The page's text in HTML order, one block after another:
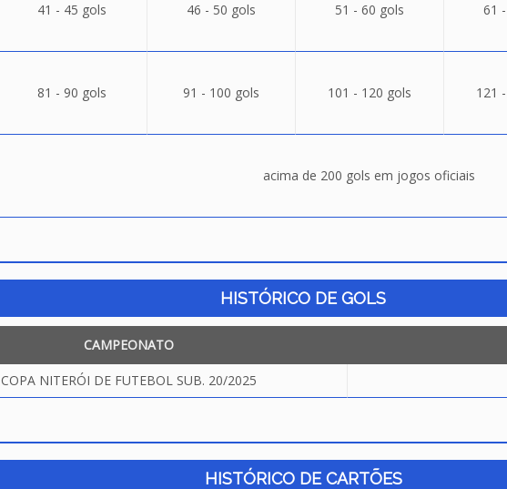
41 - 45 gols 46 - 50 gols 51 - 60 gols 61
81 - 90 gols 91 - 100 gols 101 - 120 gols 121
acima de 200 gols em jogos oficiais
HISTÓRICO DE GOLS
CAMPEONATO
COPA NITERÓI DE FUTEBOL SUB. 20/2025
HISTÓRICO DE CARTÕES